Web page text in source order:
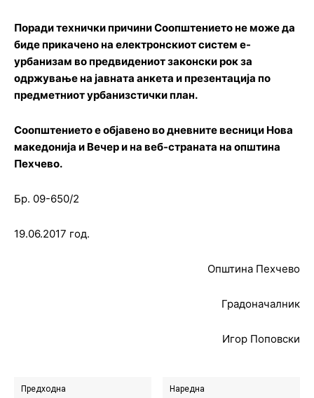
Поради технички причини Соопштението не може да
биде прикачено на електронскиот систем е-
урбанизам во предвидениот законски рок за
одржување на јавната анкета и презентација по
предметниот урбанизстички план.
Соопштението е објавено во дневните весници Нова
македонија и Вечер и на веб-страната на општина
Пехчево.
Бр. 09-650/2
19.06.2017 год.
Општина Пехчево
Градоначалник
Игор Поповски
Предходна Наредна